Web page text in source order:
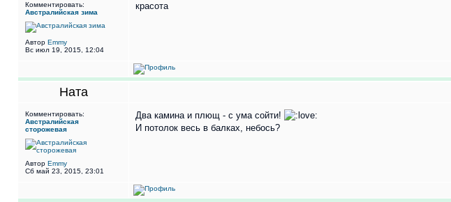
Комментировать:
Австралийская зима
Автор Emmy
Вс июл 19, 2015, 12:04
красота
Ната
Комментировать:
Австралийская
сторожевая
Автор Emmy
Сб май 23, 2015, 23:01
Два камина и плющ - с ума сойти!
И потолок весь в балках, небось?